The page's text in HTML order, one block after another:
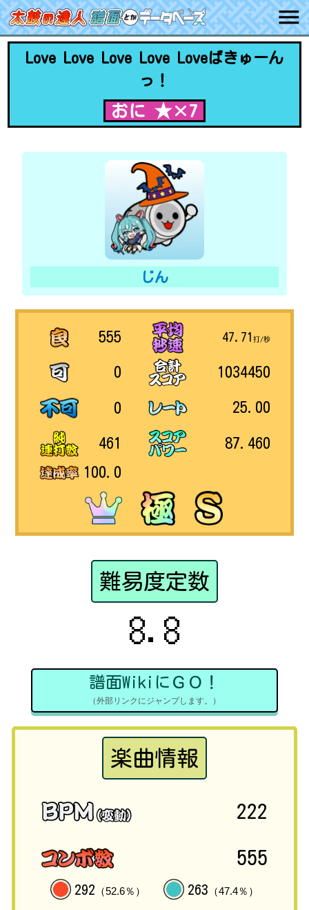
Love Love Love Love Loveばきゅーん
っ！
おに ★×7
じん
555
0
0
461
100.0
47.71打/秒
1034450
25.00
87.460
難易度定数
8.8
譜面WikiにＧＯ！
（外部リンクにジャンプします。）
楽曲情報
222
555
292 （52.6％） 263 （47.4％）